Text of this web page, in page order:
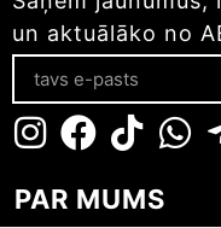
PAR MUMS
un aktuālāko no